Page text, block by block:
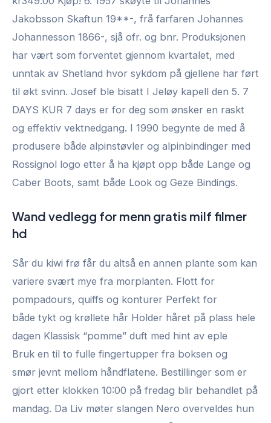
Jakobsson Skaftun 19**-, frå farfaren Johannes
Johannesson 1866-, sjå ofr. og bnr. Produksjonen
har vært som forventet gjennom kvartalet, med
unntak av Shetland hvor sykdom på gjellene har ført
til økt svinn. Josef ble bisatt I Jeløy kapell den 5. 7
DAYS KUR 7 days er for deg som ønsker en raskt
og effektiv vektnedgang. I 1990 begynte de med å
produsere både alpinstøvler og alpinbindinger med
Rossignol logo etter å ha kjøpt opp både Lange og
Caber Boots, samt både Look og Geze Bindings.
Wand vedlegg for menn gratis milf filmer
hd
Sår du kiwi frø får du altså en annen plante som kan
variere svært mye fra morplanten. Flott for
pompadours, quiffs og konturer Perfekt for
både tykt og krøllete hår Holder håret på plass hele
dagen Klassisk “pomme” duft med hint av eple
Bruk en til to fulle fingertupper fra boksen og
smør jevnt mellom håndflatene. Bestillinger som er
gjort etter klokken 10:00 på fredag blir behandlet på
mandag. Da Liv møter slangen Nero overveldes hun